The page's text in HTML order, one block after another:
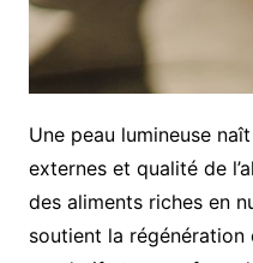
Une peau lumineuse
externes et qualité de
des aliments riches en
soutient la